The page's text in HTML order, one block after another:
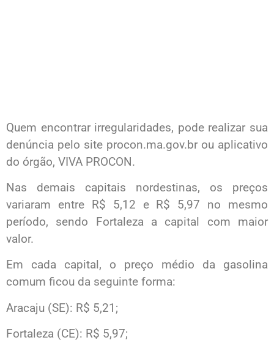
Quem encontrar irregularidades, pode realizar sua
denúncia pelo site procon.ma.gov.br ou aplicativo
do órgão, VIVA PROCON.
Nas demais capitais nordestinas, os preços
variaram entre R$ 5,12 e R$ 5,97 no mesmo
período, sendo Fortaleza a capital com maior
valor.
Em cada capital, o preço médio da gasolina
comum ficou da seguinte forma:
Aracaju (SE): R$ 5,21;
Fortaleza (CE): R$ 5,97;